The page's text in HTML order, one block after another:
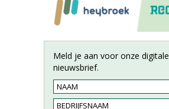
Meld je aan voor onze digitale
nieuwsbrief.